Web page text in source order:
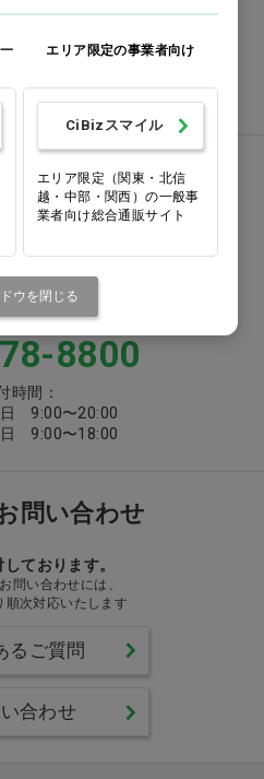
確かめのうえ、
ウンロード
問い合わせ
料金でご利用いただけます
8800
時間：
日 9:00〜20:00
日 9:00〜18:00
問い合わせ
ております。
問い合わせには、
順次対応いたします
るご質問
合わせ
エリア限定の事業者向け
CiBizスマイル
エリア限定（関東・北信
越・中部・関西）の一般事
業者向け総合通販サイト
ウを閉じる